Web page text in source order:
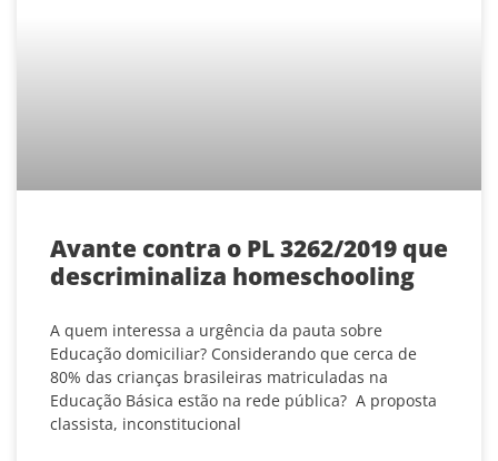
Avante contra o PL 3262/2019 que
descriminaliza homeschooling
A quem interessa a urgência da pauta sobre
Educação domiciliar? Considerando que cerca de
80% das crianças brasileiras matriculadas na
Educação Básica estão na rede pública? A proposta
classista, inconstitucional